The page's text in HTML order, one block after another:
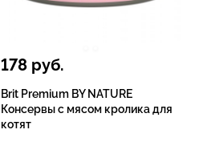
178 руб.
Brit Premium BY NATURE
Консервы с мясом кролика для
котят